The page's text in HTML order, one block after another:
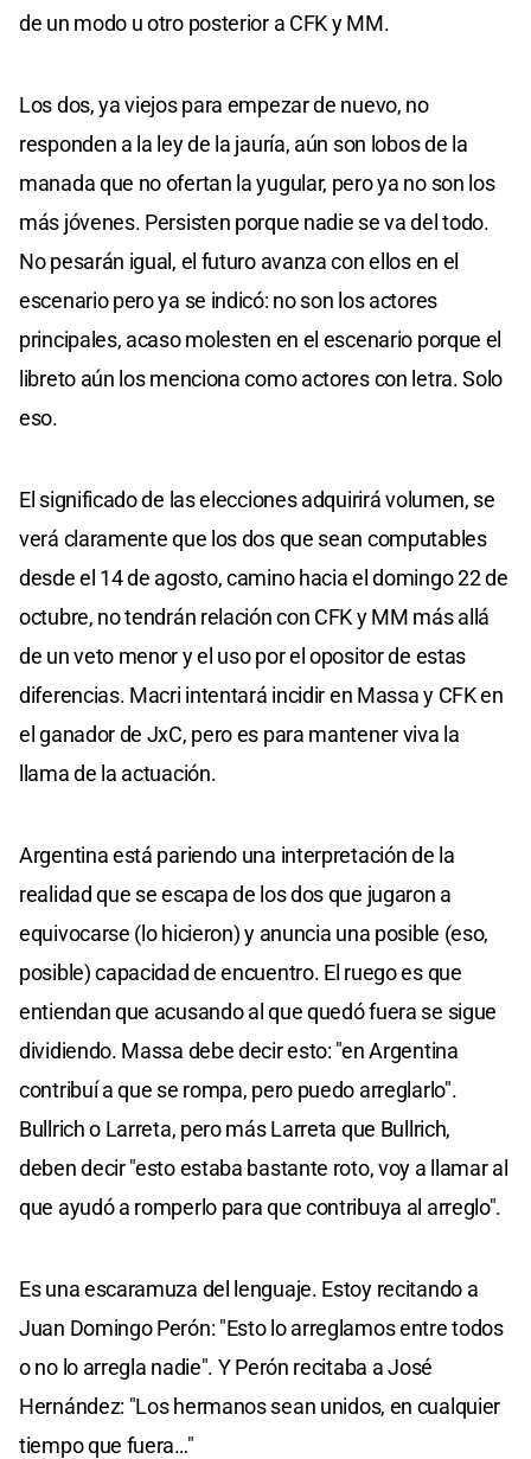
de un modo u otro posterior a CFK y MM.
Los dos, ya viejos para empezar de nuevo, no
responden a la ley de la jauría, aún son lobos de la
manada que no ofertan la yugular, pero ya no son los
más jóvenes. Persisten porque nadie se va del todo.
No pesarán igual, el futuro avanza con ellos en el
escenario pero ya se indicó: no son los actores
principales, acaso molesten en el escenario porque el
libreto aún los menciona como actores con letra. Solo
eso.
El significado de las elecciones adquirirá volumen, se
verá claramente que los dos que sean computables
desde el 14 de agosto, camino hacia el domingo 22 de
octubre, no tendrán relación con CFK y MM más allá
de un veto menor y el uso por el opositor de estas
diferencias. Macri intentará incidir en Massa y CFK en
el ganador de JxC, pero es para mantener viva la
llama de la actuación.
Argentina está pariendo una interpretación de la
realidad que se escapa de los dos que jugaron a
equivocarse (lo hicieron) y anuncia una posible (eso,
posible) capacidad de encuentro. El ruego es que
entiendan que acusando al que quedó fuera se sigue
dividiendo. Massa debe decir esto: "en Argentina
contribuí a que se rompa, pero puedo arreglarlo".
Bullrich o Larreta, pero más Larreta que Bullrich,
deben decir "esto estaba bastante roto, voy a llamar al
que ayudó a romperlo para que contribuya al arreglo".
Es una escaramuza del lenguaje. Estoy recitando a
Juan Domingo Perón: "Esto lo arreglamos entre todos
o no lo arregla nadie". Y Perón recitaba a José
Hernández: "Los hermanos sean unidos, en cualquier
tiempo que fuera…"